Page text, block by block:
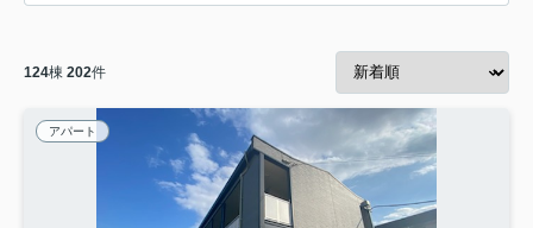
124棟 202件
アパート